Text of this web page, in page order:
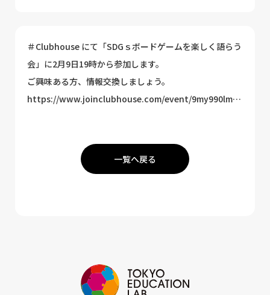
＃Clubhouse にて「SDGｓボードゲームを楽しく語らう
会」に2月9日19時から参加します。
ご興味ある方、情報交換しましょう。
https://www.joinclubhouse.com/event/9my990lm…
一覧へ戻る